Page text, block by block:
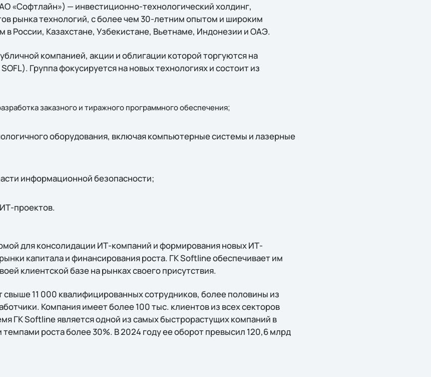
«Софтлайн») — инвестиционно-технологический холдинг,
рынка технологий, c более чем 30-летним опытом и широким
в России, Казахстане, Узбекистане, Вьетнаме, Индонезии и ОАЭ.
компанией, акции и облигации которой торгуются на
Группа фокусируется на новых технологиях и состоит из
заказного и тиражного программного обеспечения;
оборудования, включая компьютерные системы и лазерные
информационной безопасности;
проектов.
для консолидации ИТ-компаний и формирования новых ИТ-
капитала и финансирования роста. ГК Softline обеспечивает им
клиентской базе на рынках своего присутствия.
11 000 квалифицированных сотрудников, более половины из
Компания имеет более 100 тыс. клиентов из всех секторов
ГК Softline является одной из самых быстрорастущих компаний в
роста более 30%. В 2024 году ее оборот превысил 120,6 млрд